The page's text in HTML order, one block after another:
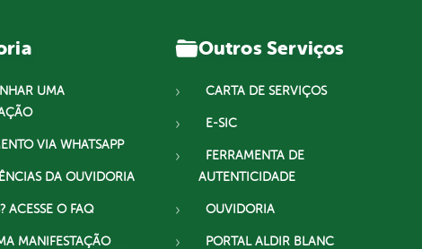
UMA
VIA WHATSAPP
DA OUVIDORIA
ACESSE O FAQ
MANIFESTAÇÃO
Outros Serviços
CARTA DE SERVIÇOS
E-SIC
FERRAMENTA DE
AUTENTICIDADE
OUVIDORIA
PORTAL ALDIR BLANC